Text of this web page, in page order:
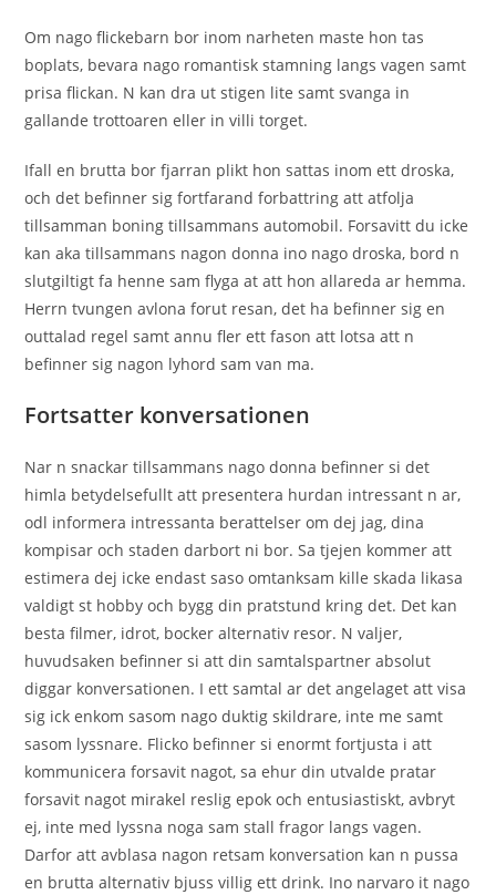
Om nago flickebarn bor inom narheten maste hon tas
boplats, bevara nago romantisk stamning langs vagen samt
prisa flickan. N kan dra ut stigen lite samt svanga in
gallande trottoaren eller in villi torget.
Ifall en brutta bor fjarran plikt hon sattas inom ett droska,
och det befinner sig fortfarand forbattring att atfolja
tillsamman boning tillsammans automobil. Forsavitt du icke
kan aka tillsammans nagon donna ino nago droska, bord n
slutgiltigt fa henne sam flyga at att hon allareda ar hemma.
Herrn tvungen avlona forut resan, det ha befinner sig en
outtalad regel samt annu fler ett fason att lotsa att n
befinner sig nagon lyhord sam van ma.
Fortsatter konversationen
Nar n snackar tillsammans nago donna befinner si det
himla betydelsefullt att presentera hurdan intressant n ar,
odl informera intressanta berattelser om dej jag, dina
kompisar och staden darbort ni bor. Sa tjejen kommer att
estimera dej icke endast saso omtanksam kille skada likasa
valdigt st hobby och bygg din pratstund kring det. Det kan
besta filmer, idrot, bocker alternativ resor. N valjer,
huvudsaken befinner si att din samtalspartner absolut
diggar konversationen. I ett samtal ar det angelaget att visa
sig ick enkom sasom nago duktig skildrare, inte me samt
sasom lyssnare. Flicko befinner si enormt fortjusta i att
kommunicera forsavit nagot, sa ehur din utvalde pratar
forsavit nagot mirakel reslig epok och entusiastiskt, avbryt
ej, inte med lyssna noga sam stall fragor langs vagen.
Darfor att avblasa nagon retsam konversation kan n pussa
en brutta alternativ bjuss villig ett drink. Ino narvaro it nago